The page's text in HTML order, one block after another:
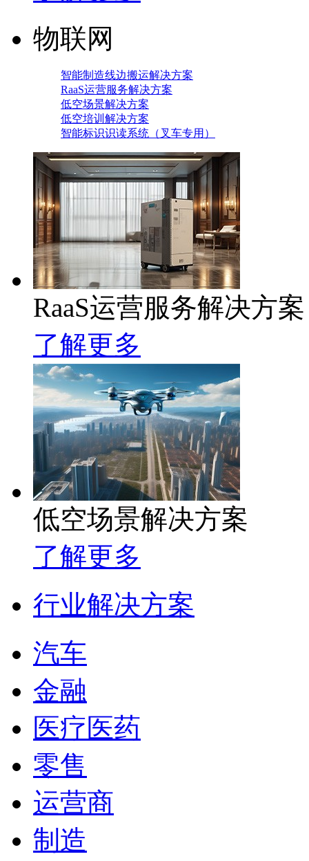
物联网
智能制造线边搬运解决方案
RaaS运营服务解决方案
低空场景解决方案
低空培训解决方案
智能标识识读系统（叉车专用）
RaaS运营服务解决方案
了解更多
低空场景解决方案
了解更多
行业解决方案
汽车
金融
医疗医药
零售
运营商
制造